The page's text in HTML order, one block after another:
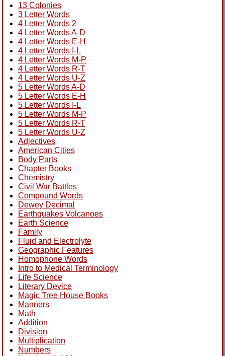
13 Colonies
3 Letter Words
4 Letter Words 2
4 Letter Words A-D
4 Letter Words E-H
4 Letter Words I-L
4 Letter Words M-P
4 Letter Words R-T
4 Letter Words U-Z
5 Letter Words A-D
5 Letter Words E-H
5 Letter Words I-L
5 Letter Words M-P
5 Letter Words R-T
5 Letter Words U-Z
Adjectives
American Cities
Body Parts
Chapter Books
Chemistry
Civil War Battles
Compound Words
Dewey Decimal
Earthquakes Volcanoes
Earth Science
Family
Fluid and Electrolyte
Geographic Features
Homophone Words
Intro to Medical Terminology
Life Science
Literary Device
Magic Tree House Books
Manners
Math
Addition
Division
Multiplication
Numbers